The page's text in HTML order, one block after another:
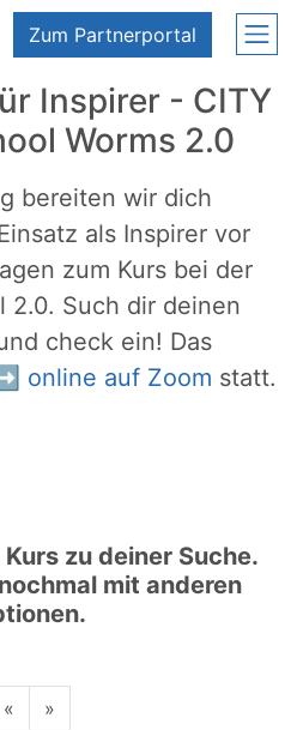
Zum Partnerportal
Inspirer - CITY
Worms 2.0
bereiten wir dich
als Inspirer vor
zum Kurs bei der
2.0. Such dir deinen
check ein! Das
online auf Zoom statt.
zu deiner Suche.
mit anderen
« Previous
»Next